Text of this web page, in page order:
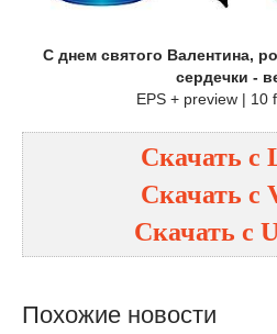
С днем святого Валентина,
сердечки -
EPS + preview | 10
Скачать с
Скачать с
Скачать с
Похожие новости